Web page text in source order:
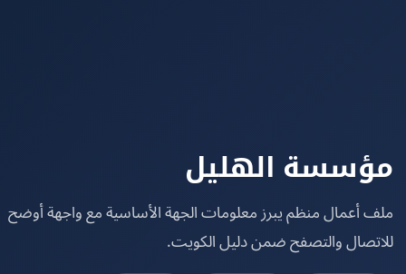
الهليل
منظم يبرز معلومات الجهة الأساسية مع واجهة أوضح
والتصفح ضمن دليل الكويت.